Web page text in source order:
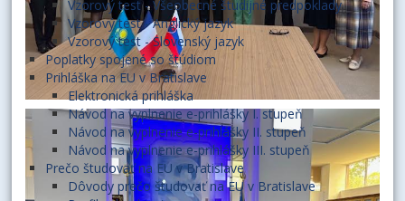
Vzorový test - Všeobecné študijné predpoklady
Vzorový test - Anglický jazyk
Vzorový test - Slovenský jazyk
Poplatky spojené so štúdiom
Prihláška na EU v Bratislave
Elektronická prihláška
Návod na vyplnenie e-prihlášky I. stupeň
Návod na vyplnenie e-prihlášky II. stupeň
Návod na vyplnenie e-prihlášky III. stupeň
Prečo študovať na EU v Bratislave
Dôvody prečo študovať na EU v Bratislave